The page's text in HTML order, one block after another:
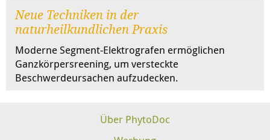
Neue Techniken in der
naturheilkundlichen Praxis
Moderne Segment-Elektrografen ermöglichen
Ganzkörpersreening, um versteckte
Beschwerdeursachen aufzudecken.
Über PhytoDoc